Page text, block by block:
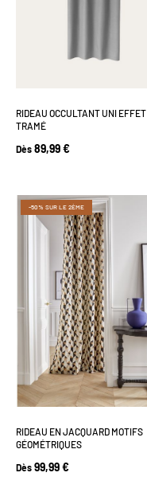
RIDEAU OCCULTANT UNI EFFET
TRAMÉ
Dès 89,99 €
-50% SUR LE 2ÈME
RIDEAU EN JACQUARD MOTIFS
GÉOMÉTRIQUES
Dès 99,99 €